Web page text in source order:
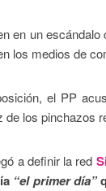
en un
los medios de
el PP
de los pinchazos
a definir la red
“el primer día”